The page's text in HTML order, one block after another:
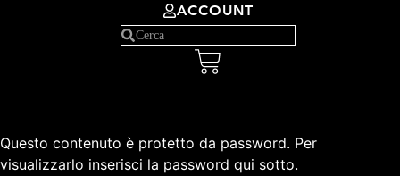
ACCOUNT
Questo contenuto è protetto da password. Per
visualizzarlo inserisci la password qui sotto.